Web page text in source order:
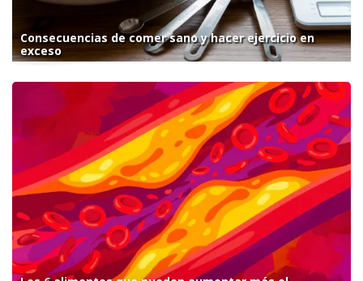
Consecuencias de comer sano y hacer ejercicio en
exceso